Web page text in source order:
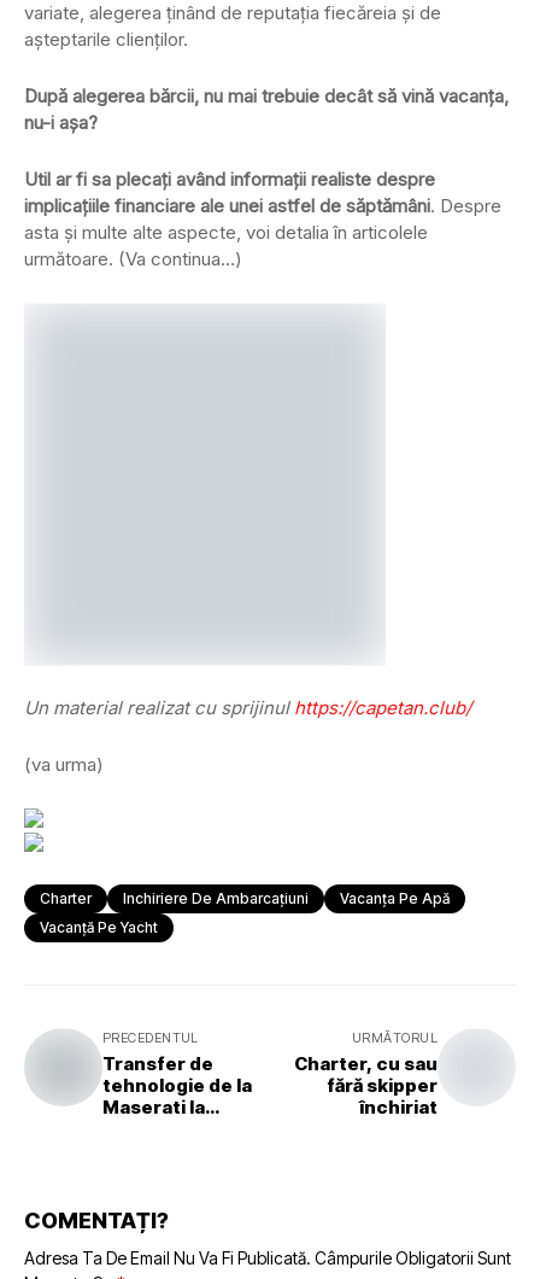
variate, alegerea ținând de reputația fiecăreia și de
așteptarile clienților.
După alegerea bărcii, nu mai trebuie decât să vină vacanța,
nu-i așa?
Util ar fi sa plecați având informații realiste despre
implicațiile financiare ale unei astfel de săptămâni. Despre
asta și multe alte aspecte, voi detalia în articolele
următoare. (Va continua…)
Un material realizat cu sprijinul https://capetan.club/
(va urma)
Charter Inchiriere De Ambarcațiuni
Vacanța Pe Apă
Vacanță Pe Yacht
PRECEDENTUL
Transfer de
tehnologie de la
Maserati la
URMĂTORUL
Charter, cu sau
fără skipper
închiriat
COMENTAȚI?
Adresa Ta De Email Nu Va Fi Publicată. Câmpurile Obligatorii Sunt